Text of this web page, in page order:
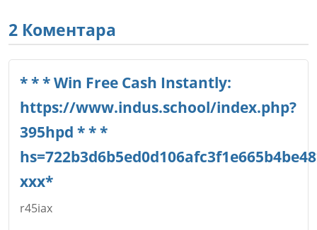
2 Коментара
* * * Win Free Cash Instantly:
https://www.indus.school/index.php?
395hpd * * *
ххх*
r45iax